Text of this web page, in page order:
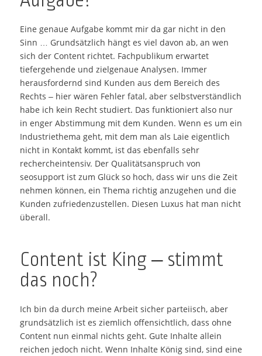
Eine genaue Aufgabe kommt mir da gar nicht in den
Sinn … Grundsätzlich hängt es viel davon ab, an wen
sich der Content richtet. Fachpublikum erwartet
tiefergehende und zielgenaue Analysen. Immer
herausfordernd sind Kunden aus dem Bereich des
Rechts – hier wären Fehler fatal, aber selbstverständlich
habe ich kein Recht studiert. Das funktioniert also nur
in enger Abstimmung mit dem Kunden. Wenn es um ein
Industriethema geht, mit dem man als Laie eigentlich
nicht in Kontakt kommt, ist das ebenfalls sehr
rechercheintensiv. Der Qualitätsanspruch von
seosupport ist zum Glück so hoch, dass wir uns die Zeit
nehmen können, ein Thema richtig anzugehen und die
Kunden zufriedenzustellen. Diesen Luxus hat man nicht
überall.
Content ist King – stimmt
das noch?
Ich bin da durch meine Arbeit sicher parteiisch, aber
grundsätzlich ist es ziemlich offensichtlich, dass ohne
Content nun einmal nichts geht. Gute Inhalte allein
reichen jedoch nicht. Wenn Inhalte König sind, sind eine